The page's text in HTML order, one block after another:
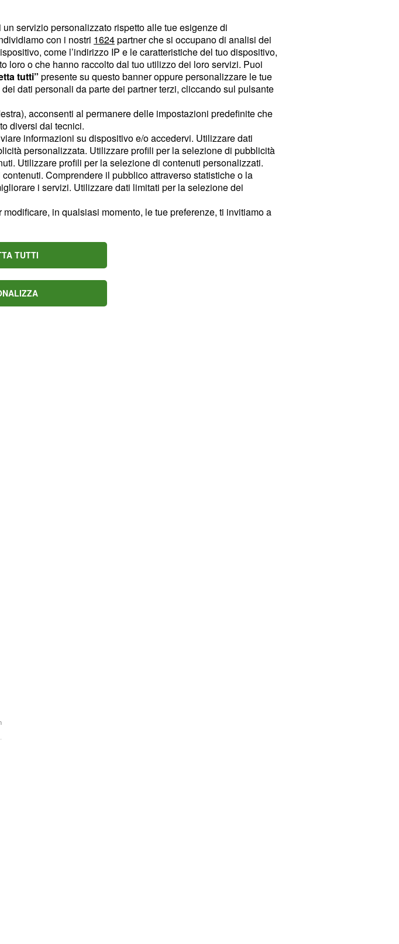
servizio personalizzato rispetto alle tue esigenze di
con i nostri 1624partner che si occupano di analisi dei
come l’indirizzo IP e le caratteristiche del tuo dispositivo,
loro o che hanno raccolto dal tuo utilizzo dei loro servizi. Puoi
tutti” presente su questo banner oppure personalizzare le tue
dati personali da parte dei partner terzi, cliccando sul pulsante
acconsenti al permanere delle impostazioni predefinite che
diversi dai tecnici.
informazioni su dispositivo e/o accedervi. Utilizzare dati
personalizzata. Utilizzare profili per la selezione di pubblicità
Utilizzare profili per la selezione di contenuti personalizzati.
Comprendere il pubblico attraverso statistiche o la
i servizi. Utilizzare dati limitati per la selezione dei
in qualsiasi momento, le tue preferenze, ti invitiamo a
TUTTI